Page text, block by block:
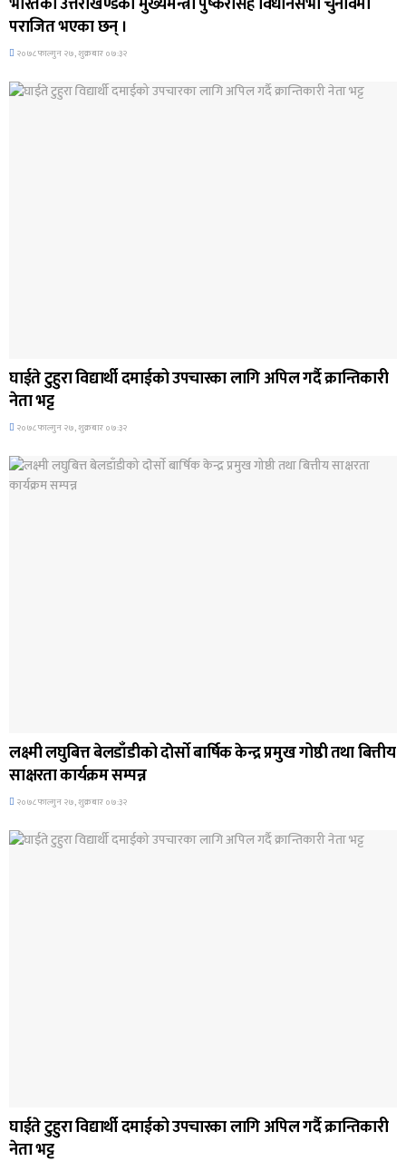
पराजित भएका छन् ।
२०७८ फाल्गुन २७, शुक्रबार ०७:३२
घाईते टुहुरा विद्यार्थी दमाईको उपचारका लागि अपिल गर्दै क्रान्तिकारी
नेता भट्ट
२०७८ फाल्गुन २७, शुक्रबार ०७:३२
लक्ष्मी लघुबित्त बेलडाँडीको दाेेर्साे बार्षिक केन्द्र प्रमुख गोष्ठी तथा बित्तीय
साक्षरता कार्यक्रम सम्पन्न
२०७८ फाल्गुन २७, शुक्रबार ०७:३२
घाईते टुहुरा विद्यार्थी दमाईको उपचारका लागि अपिल गर्दै क्रान्तिकारी
नेता भट्ट